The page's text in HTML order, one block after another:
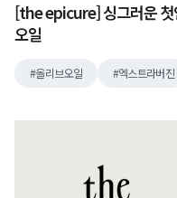
[the epicure] 싱그러운 첫
오일
올리브오일 엑스트라버진